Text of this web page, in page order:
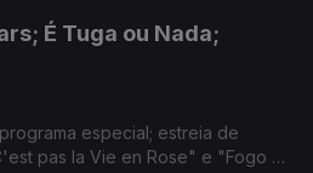
É Tuga ou Nada;
especial; estreia de
pas la Vie en Rose" e "Fogo do